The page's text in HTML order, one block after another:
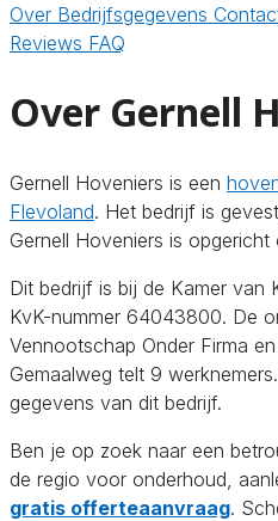
Over Bedrijfsgegevens
Reviews FAQ
Over Gernell
Gernell Hoveniers is een
Flevoland. Het bedrijf is
Gernell Hoveniers is opgericht
Dit bedrijf is bij de Kamer van
KvK-nummer 64043800. De
Vennootschap Onder Firma
Gemaalweg telt 9
gegevens van dit bedrijf.
Ben je op zoek naar een
de regio voor onderhoud,
gratis offerteaanvraag.